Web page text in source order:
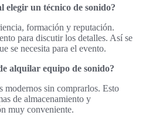
elegir un técnico de sonido?
formación y reputación.
para discutir los detalles. Así se
se necesita para el evento.
alquilar equipo de sonido?
modernos sin comprarlos. Esto
de almacenamiento y
muy conveniente.